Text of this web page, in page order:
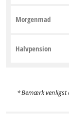
Morgenmad
Halvpension
Bemærk venligst